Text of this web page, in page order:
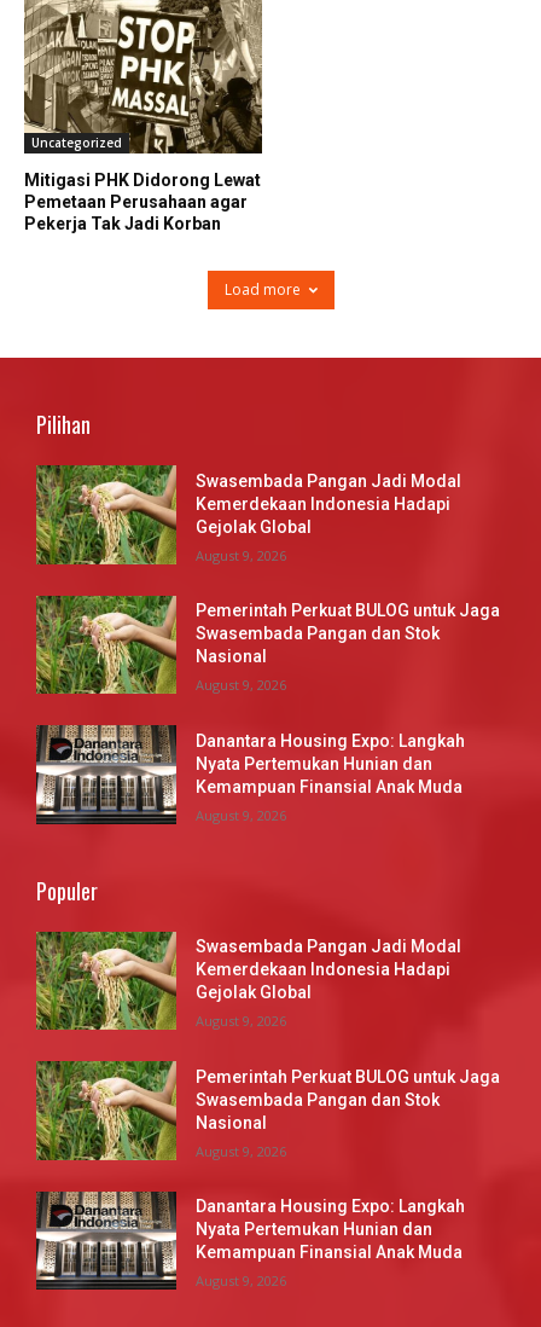
Uncategorized
Mitigasi PHK Didorong Lewat
Pemetaan Perusahaan agar
Pekerja Tak Jadi Korban
Load more
Pilihan
Swasembada Pangan Jadi Modal
Kemerdekaan Indonesia Hadapi
Gejolak Global
August 9, 2026
Pemerintah Perkuat BULOG untuk Jaga
Swasembada Pangan dan Stok
Nasional
August 9, 2026
Danantara Housing Expo: Langkah
Nyata Pertemukan Hunian dan
Kemampuan Finansial Anak Muda
August 9, 2026
Populer
Swasembada Pangan Jadi Modal
Kemerdekaan Indonesia Hadapi
Gejolak Global
August 9, 2026
Pemerintah Perkuat BULOG untuk Jaga
Swasembada Pangan dan Stok
Nasional
August 9, 2026
Danantara Housing Expo: Langkah
Nyata Pertemukan Hunian dan
Kemampuan Finansial Anak Muda
August 9, 2026